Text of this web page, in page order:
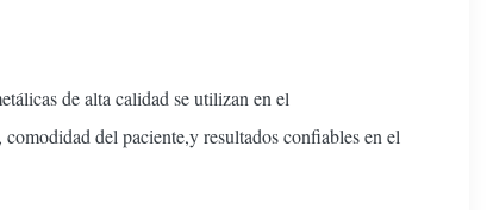
de alta calidad se utilizan en el
del paciente,y resultados confiables en el